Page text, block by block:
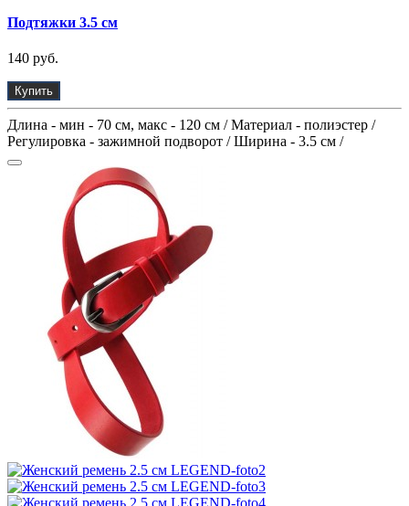
Подтяжки 3.5 см
140 руб.
Купить
Длина - мин - 70 см, макс - 120 см / Материал - полиэстер /
Регулировка - зажимной подворот / Ширина - 3.5 см /